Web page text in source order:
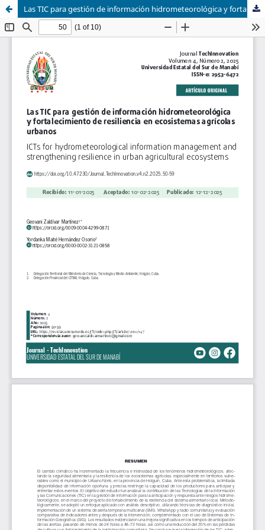
Las TIC para gestión de información hidrometeorológica y fortalecimiento de resiliencia en ecosistemas agrícolas urbanos